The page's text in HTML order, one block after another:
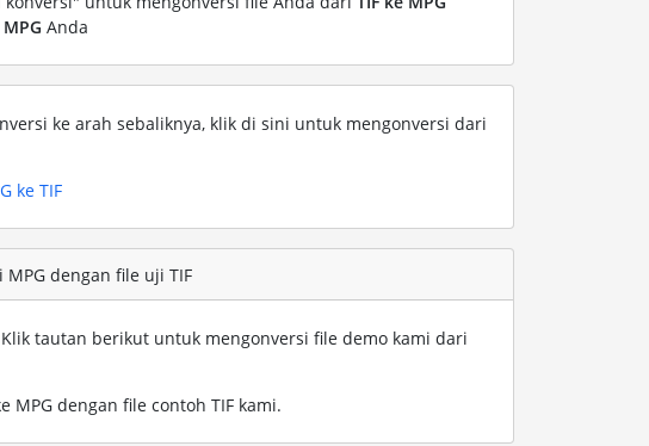
MPG Anda
ke arah sebaliknya, klik di sini untuk mengonversi dari
ke TIF
MPG dengan file uji TIF
Klik tautan berikut untuk mengonversi file demo kami dari
MPG dengan file contoh TIF kami.